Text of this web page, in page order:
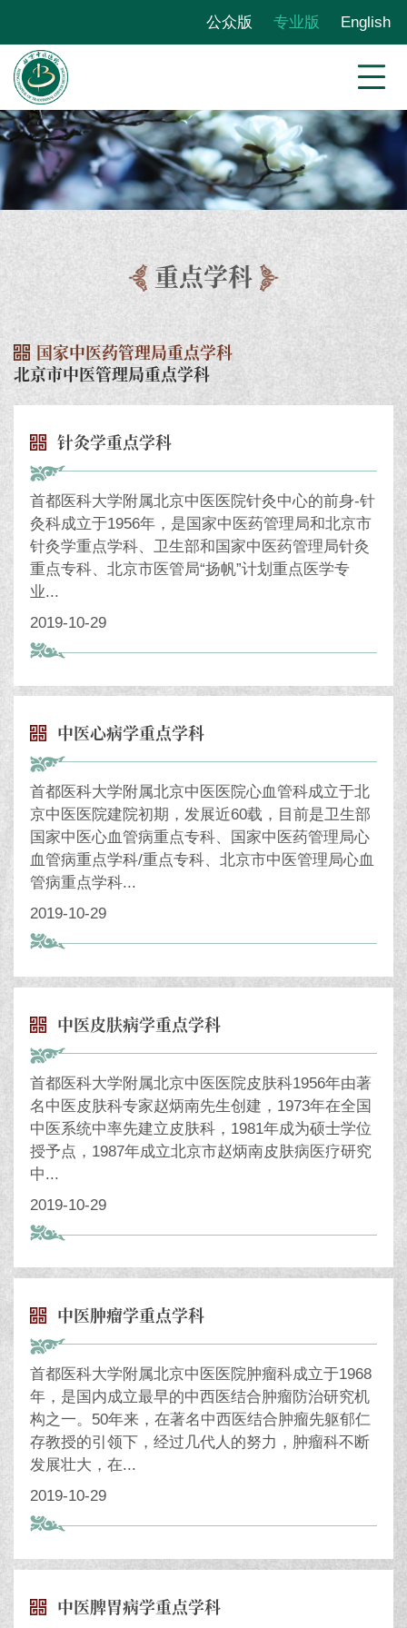
公众版 专业版 English
重点学科
国家中医药管理局重点学科
北京市中医管理局重点学科
针灸学重点学科
首都医科大学附属北京中医医院针灸中心的前身-针
灸科成立于1956年，是国家中医药管理局和北京市
针灸学重点学科、卫生部和国家中医药管理局针灸
重点专科、北京市医管局“扬帆”计划重点医学专
业...
2019-10-29
中医心病学重点学科
首都医科大学附属北京中医医院心血管科成立于北
京中医医院建院初期，发展近60载，目前是卫生部
国家中医心血管病重点专科、国家中医药管理局心
血管病重点学科/重点专科、北京市中医管理局心血
管病重点学科...
2019-10-29
中医皮肤病学重点学科
首都医科大学附属北京中医医院皮肤科1956年由著
名中医皮肤科专家赵炳南先生创建，1973年在全国
中医系统中率先建立皮肤科，1981年成为硕士学位
授予点，1987年成立北京市赵炳南皮肤病医疗研究
中...
2019-10-29
中医肿瘤学重点学科
首都医科大学附属北京中医医院肿瘤科成立于1968
年，是国内成立最早的中西医结合肿瘤防治研究机
构之一。50年来，在著名中西医结合肿瘤先躯郁仁
存教授的引领下，经过几代人的努力，肿瘤科不断
发展壮大，在...
2019-10-29
中医脾胃病学重点学科